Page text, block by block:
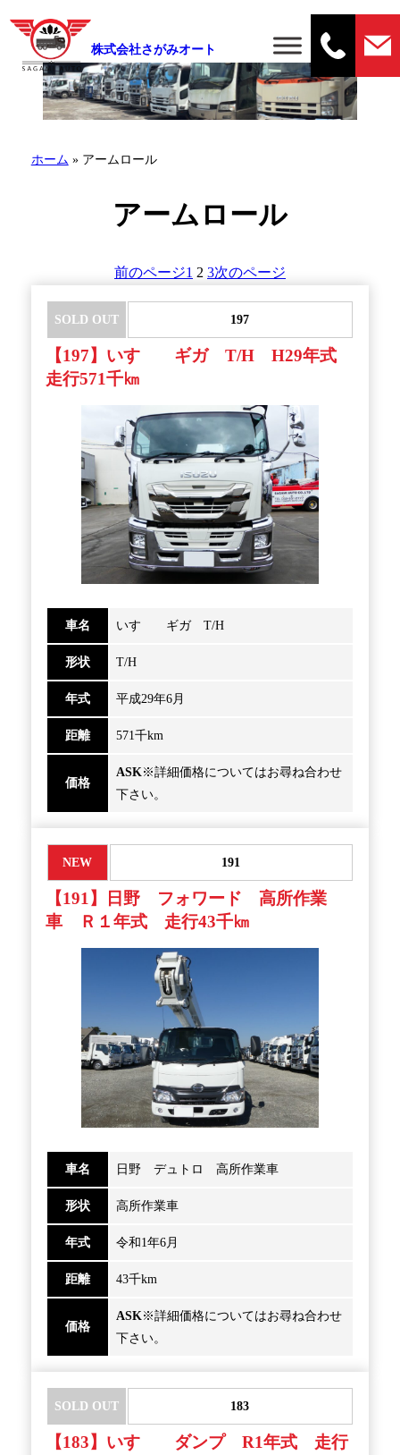
株式会社さがみオート
ホーム »アームロール
アームロール
前のページ1 2 3次のページ
SOLD OUT 197
【197】いすゞ ギガ T/H H29年式
走行571千㎞
車名 いすゞ ギガ T/H
形状 T/H
年式 平成29年6月
距離 571千km
価格
ASK※詳細価格についてはお尋ね合わせ
下さい。
NEW 191
【191】日野 フォワード 高所作業
車 Ｒ１年式 走行43千㎞
車名 日野 デュトロ 高所作業車
形状 高所作業車
年式 令和1年6月
距離 43千km
価格
ASK※詳細価格についてはお尋ね合わせ
下さい。
SOLD OUT 183
【183】いすゞ ダンプ R1年式 走行